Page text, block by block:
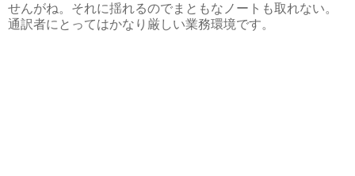
せんがね。それに揺れるのでまともなノートも取れない。
通訳者にとってはかなり厳しい業務環境です。